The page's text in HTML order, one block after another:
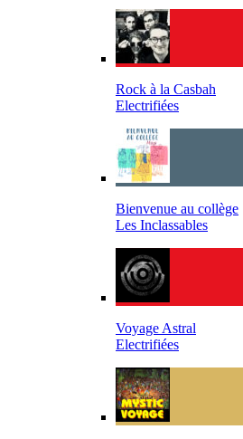
Rock à la Casbah
Electrifiées
Bienvenue au collège
Les Inclassables
Voyage Astral
Electrifiées